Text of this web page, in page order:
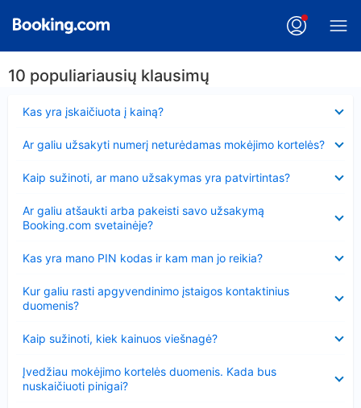
10 populiariausių klausimų
Kas yra įskaičiuota į kainą?
Ar galiu užsakyti numerį neturėdamas mokėjimo kortelės?
Kaip sužinoti, ar mano užsakymas yra patvirtintas?
Ar galiu atšaukti arba pakeisti savo užsakymą
Booking.com svetainėje?
Kas yra mano PIN kodas ir kam man jo reikia?
Kur galiu rasti apgyvendinimo įstaigos kontaktinius
duomenis?
Kaip sužinoti, kiek kainuos viešnagė?
Įvedžiau mokėjimo kortelės duomenis. Kada bus
nuskaičiuoti pinigai?